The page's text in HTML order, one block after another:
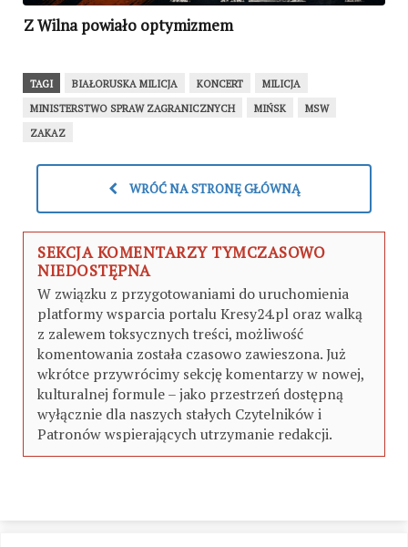
Z Wilna powiało optymizmem
TAGI BIAŁORUSKA MILICJA KONCERT
MILICJA
MINISTERSTWO SPRAW ZAGRANICZNYCH
MIŃSK
MSW
ZAKAZ
WRÓĆ NA STRONĘ GŁÓWNĄ
SEKCJA KOMENTARZY TYMCZASOWO
NIEDOSTĘPNA
W związku z przygotowaniami do uruchomienia
platformy wsparcia portalu Kresy24.pl oraz walką
z zalewem toksycznych treści, możliwość
komentowania została czasowo zawieszona. Już
wkrótce przywrócimy sekcję komentarzy w nowej,
kulturalnej formule – jako przestrzeń dostępną
wyłącznie dla naszych stałych Czytelników i
Patronów wspierających utrzymanie redakcji.